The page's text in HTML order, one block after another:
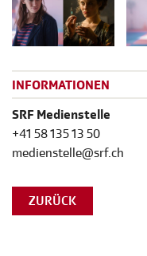
INFORMATIONEN
SRF Medienstelle
+41 58 135 13 50
medienstelle@srf.ch
ZURÜCK